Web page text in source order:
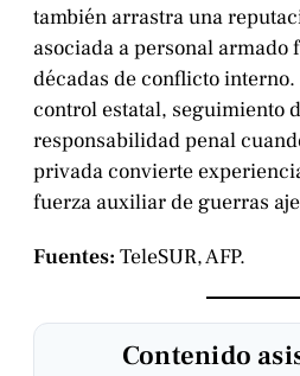
también arrastra una
asociada a personal armado
décadas de conflicto
control estatal, seguimiento
responsabilidad penal
privada convierte
fuerza auxiliar de guerras
Fuentes: TeleSUR, AFP.
Contenido